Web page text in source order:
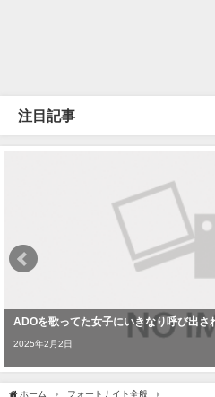
注目記事
ADOを歌ってた女子にいきなり呼び出さ
2025年2月2日
ホーム フォートナイト全般